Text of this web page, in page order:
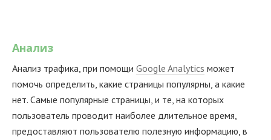
Анализ
Анализ трафика, при помощи Google Analytics может
помочь определить, какие страницы популярны, а какие
нет. Самые популярные страницы, и те, на которых
пользователь проводит наиболее длительное время,
предоставляют пользователю полезную информацию, в